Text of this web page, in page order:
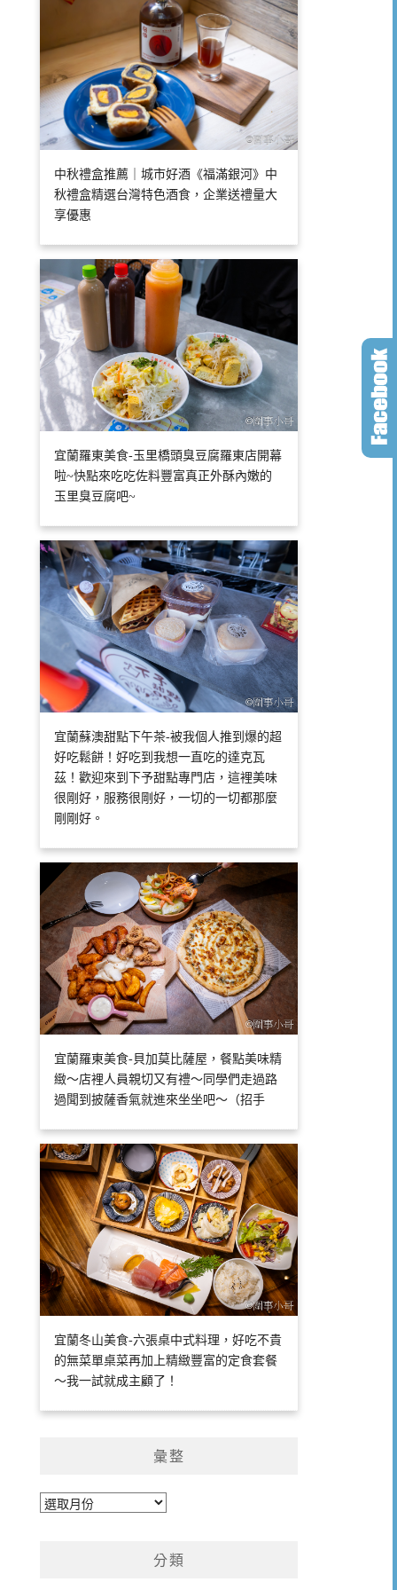
中秋禮盒推薦｜城市好酒《福滿銀河》中
秋禮盒精選台灣特色酒食，企業送禮量大
享優惠
宜蘭羅東美食-玉里橋頭臭豆腐羅東店開幕
啦~快點來吃吃佐料豐富真正外酥內嫩的
玉里臭豆腐吧~
宜蘭蘇澳甜點下午茶-被我個人推到爆的超
好吃鬆餅！好吃到我想一直吃的達克瓦
茲！歡迎來到下予甜點專門店，這裡美味
很剛好，服務很剛好，一切的一切都那麼
剛剛好。
宜蘭羅東美食-貝加莫比薩屋，餐點美味精
緻～店裡人員親切又有禮～同學們走過路
過聞到披薩香氣就進來坐坐吧～（招手
宜蘭冬山美食-六張桌中式料理，好吃不貴
的無菜單桌菜再加上精緻豐富的定食套餐
～我一試就成主顧了！
彙整
彙
分類